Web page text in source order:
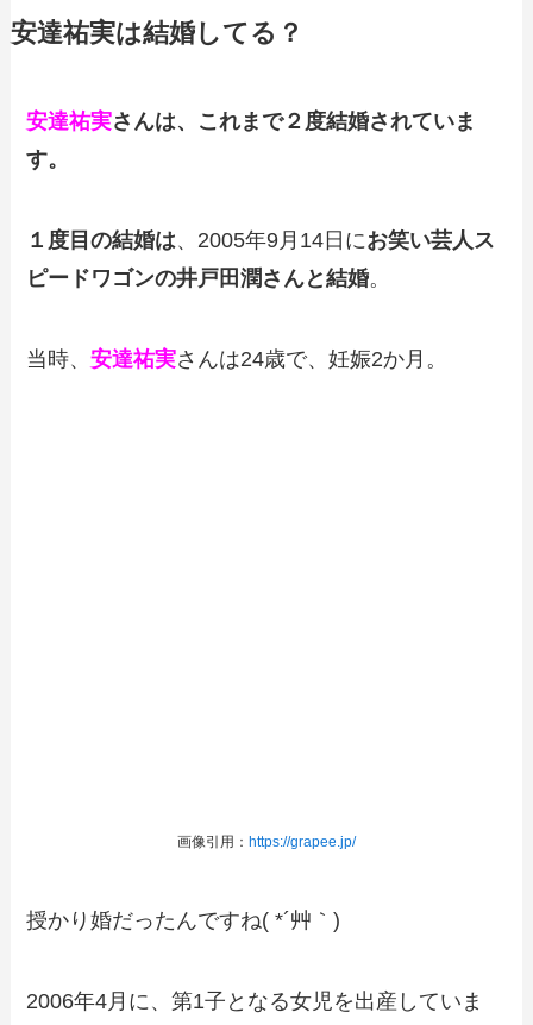
安達祐実は結婚してる？
安達祐実さんは、これまで２度結婚されていま
す。
１度目の結婚は、2005年9月14日にお笑い芸人ス
ピードワゴンの井戸田潤さんと結婚。
当時、安達祐実さんは24歳で、妊娠2か月。
画像引用： https://grapee.jp/
授かり婚だったんですね( *´艸｀)
2006年4月に、第1子となる女児を出産していま